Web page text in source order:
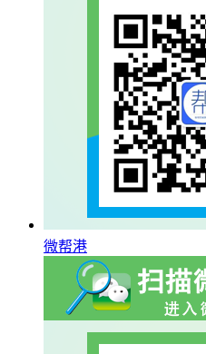
微帮港